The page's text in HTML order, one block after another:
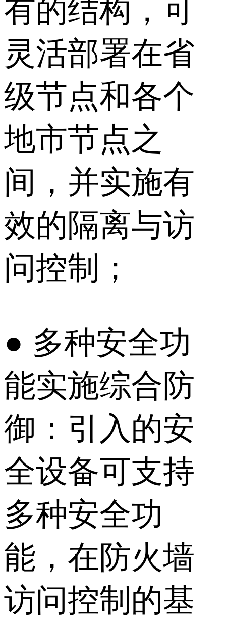
有的结构，可
灵活部署在省
级节点和各个
地市节点之
间，并实施有
效的隔离与访
问控制；
● 多种安全功
能实施综合防
御：引入的安
全设备可支持
多种安全功
能，在防火墙
访问控制的基